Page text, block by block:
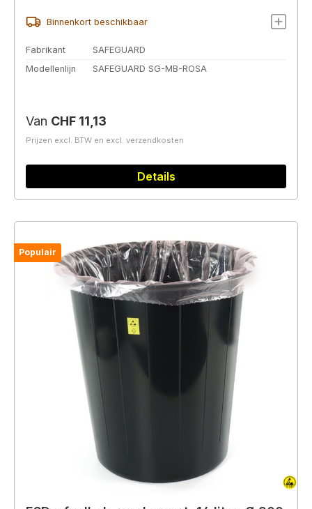
Binnenkort beschikbaar
Fabrikant
SAFEGUARD
Modellenlijn
SAFEGUARD SG-MB-ROSA
Normale prijs:
Van CHF 11,13
Prijzen excl. BTW en excl. verzendkosten
Details
Populair